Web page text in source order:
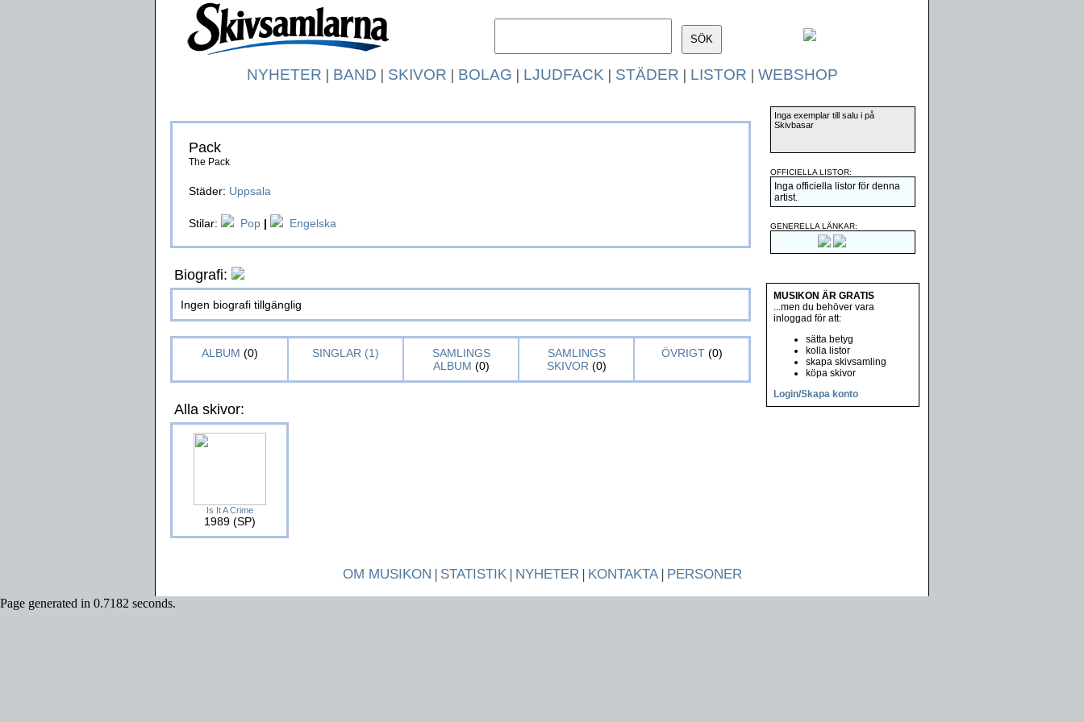
NYHETER | BAND | SKIVOR | BOLAG | LJUDFACK | STÄDER | LISTOR | WEBSHOP
Pack
The Pack
Städer: Uppsala
Stilar: Pop | Engelska
Biografi:
Ingen biografi tillgänglig
ALBUM (0) SINGLAR (1)
SAMLINGS
ALBUM (0)
SAMLINGS
SKIVOR (0)
ÖVRIGT(0)
Alla skivor:
Is It A Crime
1989 (SP)
Inga exemplar till salu i på
Skivbasar
OFFICIELLA LISTOR:
Inga officiella listor för denna
artist.
GENERELLA LÄNKAR:
MUSIKON ÄR GRATIS
...men du behöver vara
inloggad för att:
sätta betyg
kolla listor
skapa skivsamling
köpa skivor
Login/Skapa konto
OM MUSIKON | STATISTIK| NYHETER| KONTAKTA| PERSONER
Page generated in 0.7182 seconds.